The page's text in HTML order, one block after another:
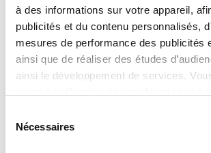
à des informations sur votre appareil,
publicités et du contenu personnalisés,
mesures de performance des publicités
ainsi que de réaliser des études
ainsi le développement de services.
tout moment en consultant la Déclaration
cookies ou en cliquant sur l'icône de
Nécessaires
As tu déjà commencé ?
J'espère que tout ira bien pour toi!
Bon courage à tous !!